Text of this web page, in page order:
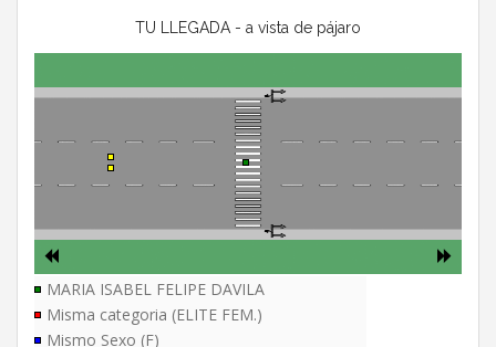
TU LLEGADA - a vista de pájaro
MARIA ISABEL FELIPE DAVILA
Misma categoria (ELITE FEM.)
Mismo Sexo (F)